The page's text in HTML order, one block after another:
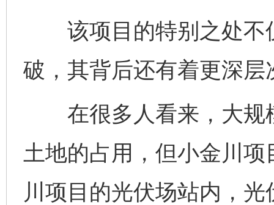
该项目的特别之处不
破，其背后还有着更深
在很多人看来，大规
土地的占用，但小金川项
川项目的光伏场站内，光